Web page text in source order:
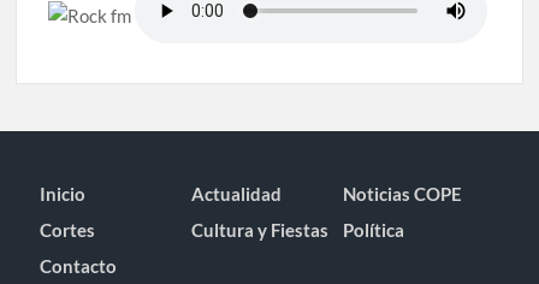
Inicio Actualidad
Noticias COPE
Cortes
Cultura y Fiestas
Política
Contacto